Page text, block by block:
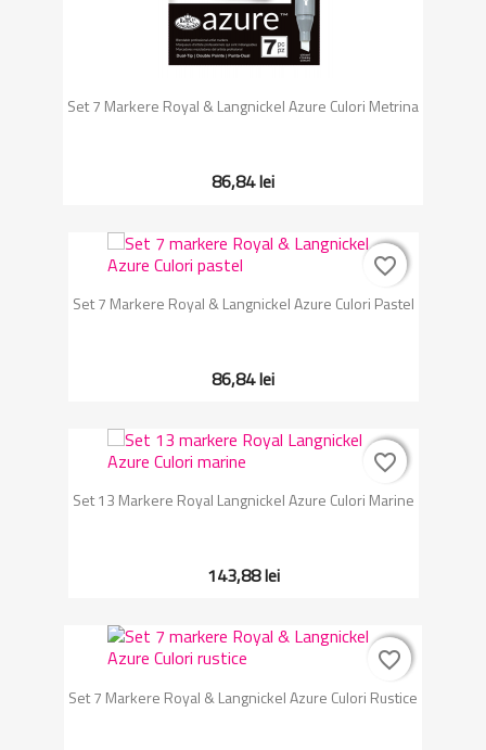
Set 7 Markere Royal & Langnickel Azure Culori Metrina
86,84 lei
Set 7 Markere Royal & Langnickel Azure Culori Pastel
86,84 lei
favorite_border
favorite_border
Set 13 Markere Royal Langnickel Azure Culori Marine
143,88 lei
favorite_border
favorite_border
Set 7 Markere Royal & Langnickel Azure Culori Rustice
favorite_border
favorite_border